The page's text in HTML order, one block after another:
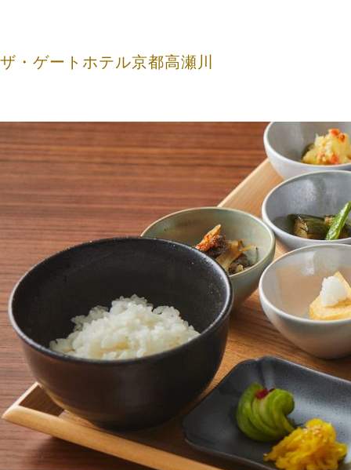
ザ・ゲートホテル京都高瀬川